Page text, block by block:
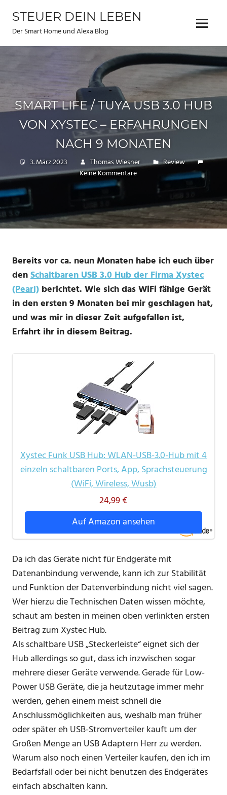
Inhalt
springen
STEUER DEIN LEBEN
Der Smart Home und Alexa Blog Menu
SMART LIFE / TUYA USB 3.0 HUB
VON XYSTEC – ERFAHRUNGEN
NACH 9 MONATEN
3. März 2023 Thomas Wiesner
Review
Keine Kommentare
Bereits vor ca. neun Monaten habe ich euch über
denSchaltbaren USB 3.0 Hub der Firma Xystec
(Pearl) berichtet. Wie sich das WiFi fähige Gerät
in den ersten 9 Monaten bei mir geschlagen hat,
und was mir in dieser Zeit aufgefallen ist,
Erfahrt ihr in diesem Beitrag.
Xystec Funk USB Hub: WLAN-USB-3.0-Hub mit 4
einzeln schaltbaren Ports, App, Sprachsteuerung
(WiFi, Wireless, Wusb)
24,99 €
Auf Amazon ansehen
Da ich das Geräte nicht für Endgeräte mit
Datenanbindung verwende, kann ich zur Stabilität
und Funktion der Datenverbindung nicht viel sagen.
Wer hierzu die Technischen Daten wissen möchte,
schaut am besten in meinen oben verlinkten ersten
Beitrag zum Xystec Hub.
Als schaltbare USB „Steckerleiste“ eignet sich der
Hub allerdings so gut, dass ich inzwischen sogar
mehrere dieser Geräte verwende. Gerade für Low-
Power USB Geräte, die ja heutzutage immer mehr
werden, gehen einem meist schnell die
Anschlussmöglichkeiten aus, weshalb man früher
oder später eh USB-Stromverteiler kauft um der
Großen Menge an USB Adaptern Herr zu werden.
Warum also noch einen Verteiler kaufen, den ich im
Bedarfsfall oder bei nicht benutzen des Endgerätes
einfach abschalten kann.